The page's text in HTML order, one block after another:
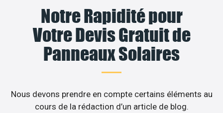
Notre Rapidité pour
Votre Devis Gratuit de
Panneaux Solaires
Nous devons prendre en compte certains éléments au
cours de la rédaction d’un article de blog.